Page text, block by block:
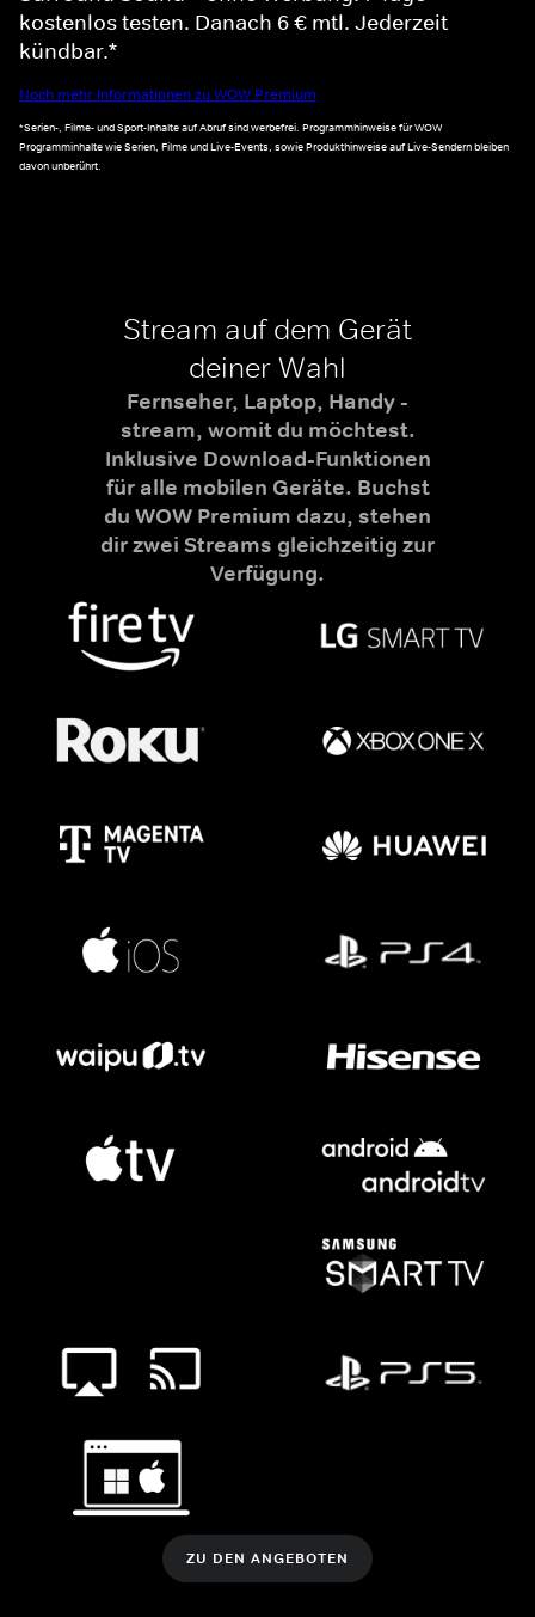
kostenlos testen. Danach 6 € mtl. Jederzeit
kündbar.*
Noch mehr Informationen zu WOW Premium
*Serien-, Filme- und Sport-Inhalte auf Abruf sind werbefrei. Programmhinweise für WOW
Programminhalte wie Serien, Filme und Live-Events, sowie Produkthinweise auf Live-Sendern bleiben
davon unberührt.
Stream auf dem Gerät
deiner Wahl
Fernseher, Laptop, Handy -
stream, womit du möchtest.
Inklusive Download-Funktionen
für alle mobilen Geräte. Buchst
du WOW Premium dazu, stehen
dir zwei Streams gleichzeitig zur
Verfügung.
ZU DEN ANGEBOTEN